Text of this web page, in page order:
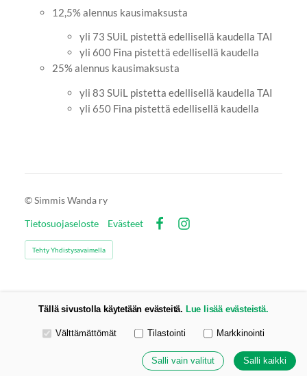
12,5% alennus kausimaksusta
yli 73 SUiL pistettä edellisellä kaudella TAI
yli 600 Fina pistettä edellisellä kaudella
25% alennus kausimaksusta
yli 83 SUiL pistetta edellisellä kaudella TAI
yli 650 Fina pistettä edellisellä kaudella
©Simmis Wanda ry
Tietosuojaseloste
Evästeet
Tehty Yhdistysavaimella
Tällä sivustolla käytetään evästeitä. Lue lisää evästeistä.
Valitse käytettävät evästeet
Välttämättömät Tilastointi Markkinointi
Salli vain valitut Salli kaikki